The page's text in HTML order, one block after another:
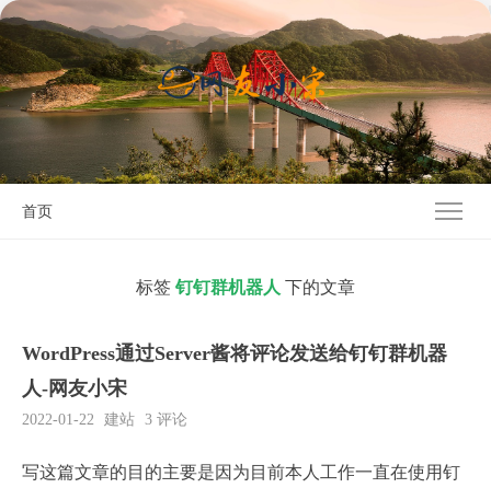
首页
标签钉钉群机器人 下的文章
WordPress通过Server酱将评论发送给钉钉群机器
人-网友小宋
2022-01-22 建站 3 评论
写这篇文章的目的主要是因为目前本人工作一直在使用钉